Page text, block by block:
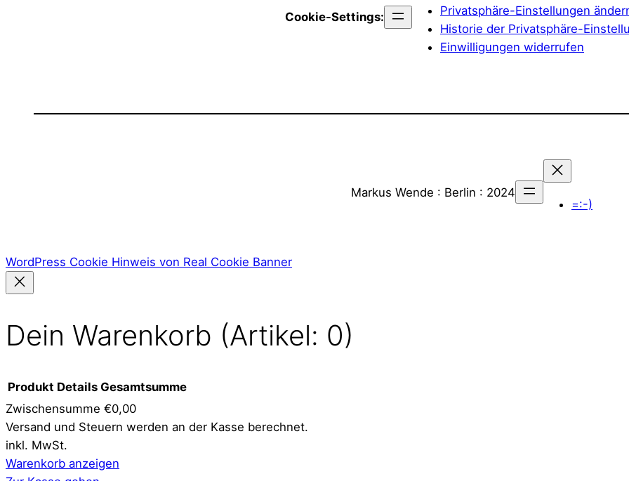
Cookie-Settings:
Privatsphäre-Einstellungen
Historie der Privatsphäre-
Einwilligungen widerrufen
Markus Wende : Berlin : 2024
=:-)
WordPress Cookie Hinweis von Real Cookie Banner
Dein Warenkorb (Artikel: 0)
Produkte
im
Produkt Details Gesamtsumme
Zwischensumme €0,00
Versand und Steuern werden an der Kasse berechnet.
inkl. MwSt.
Warenkorb anzeigen